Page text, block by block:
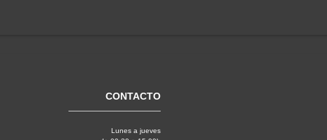
CONTACTO
Lunes a jueves